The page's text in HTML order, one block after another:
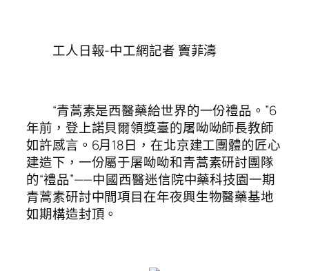
工人日報-中工網記者 竇菲濤
“青蒿素是西醫藥給世界的一份禮品。”6
年前，登上諾貝爾領獎臺的屠呦呦師長教師
如許感言。6月18日，在北京建工團體的匠心
建造下，一份屬于屠呦呦和青蒿素研討團隊
的“禮品”——中國西醫迷信院中藥科技園一期
青蒿素研討中間項目在年夜興生物醫藥基地
如期構造封頂。